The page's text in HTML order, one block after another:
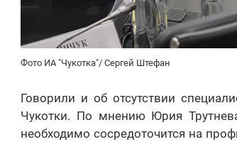
Фото ИА "Чукотка"/ Сергей Штефан
Говорили и об отсутствии
Чукотки. По мнению Юрия
необходимо сосредоточится на